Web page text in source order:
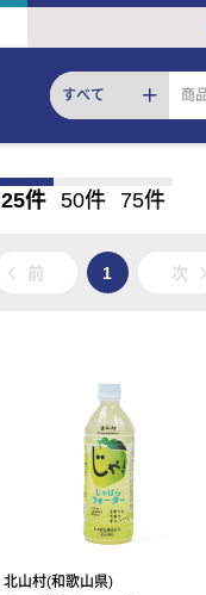
すべて
25件 50件 75件
前 1 次
北山村(和歌山県)